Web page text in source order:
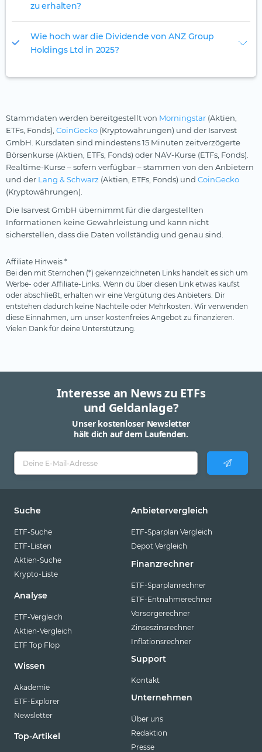
zu erhalten?
Wie hoch war die Dividende von ANZ Group
Holdings Ltd in 2025?
Stammdaten werden bereitgestellt von Morningstar (Aktien,
ETFs, Fonds), CoinGecko (Kryptowährungen) und der Isarvest
GmbH. Kursdaten sind mindestens 15 Minuten zeitverzögerte
Börsenkurse (Aktien, ETFs, Fonds) oder NAV-Kurse (ETFs, Fonds).
Realtime-Kurse – sofern verfügbar – stammen von den Anbietern
und der Lang & Schwarz (Aktien, ETFs, Fonds) und CoinGecko
(Kryptowährungen).
Die Isarvest GmbH übernimmt für die dargestellten
Informationen keine Gewährleistung und kann nicht
sicherstellen, dass die Daten vollständig und genau sind.
Affiliate Hinweis *
Bei den mit Sternchen (*) gekennzeichneten Links handelt es sich um
Werbe- oder Affiliate-Links. Wenn du über diesen Link etwas kaufst
oder abschließt, erhalten wir eine Vergütung des Anbieters. Dir
entstehen dadurch keine Nachteile oder Mehrkosten. Wir verwenden
diese Einnahmen, um unser kostenfreies Angebot zu finanzieren.
Vielen Dank für deine Unterstützung.
Interesse an News zu ETFs
und Geldanlage?
Unser kostenloser Newsletter
hält dich auf dem Laufenden.
Suche
ETF-Suche
ETF-Listen
Aktien-Suche
Krypto-Liste
Analyse
ETF-Vergleich
Aktien-Vergleich
ETF Top Flop
Wissen
Akademie
ETF-Explorer
Newsletter
Top-Artikel
Anbietervergleich
ETF-Sparplan Vergleich
Depot Vergleich
Finanzrechner
ETF-Sparplanrechner
ETF-Entnahmerechner
Vorsorgerechner
Zinseszinsrechner
Inflationsrechner
Support
Kontakt
Unternehmen
Über uns
Redaktion
Presse